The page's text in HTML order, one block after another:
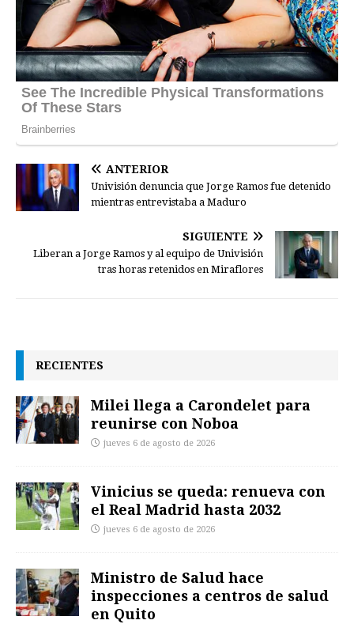
ANTERIOR
Univisión denuncia que Jorge Ramos fue detenido
mientras entrevistaba a Maduro
SIGUIENTE
Liberan a Jorge Ramos y al equipo de Univisión
tras horas retenidos en Miraflores
RECIENTES
Milei llega a Carondelet para
reunirse con Noboa
jueves 6 de agosto de 2026
Vinicius se queda: renueva con
el Real Madrid hasta 2032
jueves 6 de agosto de 2026
Ministro de Salud hace
inspecciones a centros de salud
en Quito